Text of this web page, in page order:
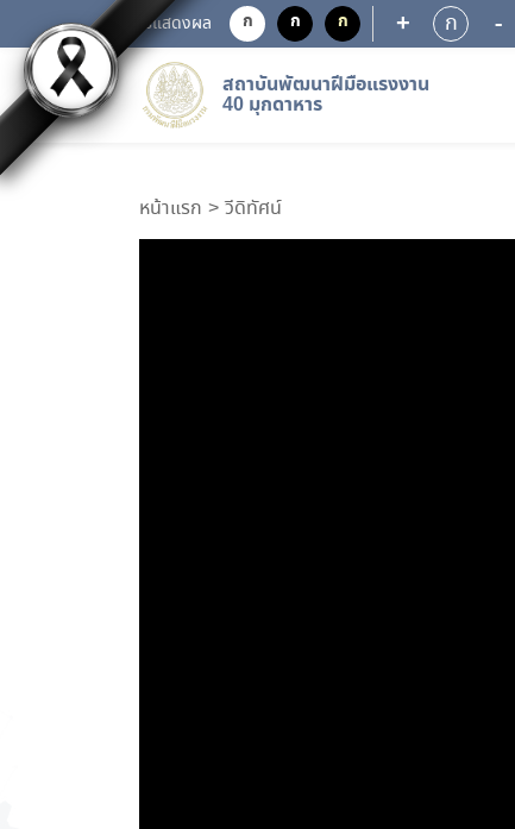
การแสดงผล ก ก ก + ก -
สถาบันพัฒนาฝีมือแรงงาน
40 มุกดาหาร
หน้าแรก วีดิทัศน์